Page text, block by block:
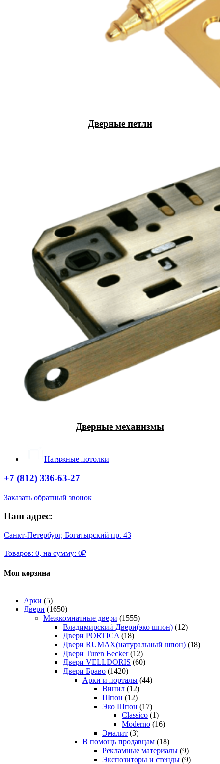
Дверные петли
Дверные механизмы
Натяжные потолки
+7 (812) 336-63-27
Заказать обратный звонок
Наш адрес:
Санкт-Петербург, Богатырский пр. 43
Товаров: 0, на сумму: 0₽
Моя корзина
Арки (5)
Двери (1650)
Межкомнатные двери (1555)
Владимирский Двери(эко шпон) (12)
Двери PORTICA (18)
Двери RUMAX(натуральный шпон) (18)
Двери Turen Becker (12)
Двери VELLDORIS (60)
Двери Браво (1420)
Арки и порталы (44)
Винил (12)
Шпон (12)
Эко Шпон (17)
Classico (1)
Moderno (16)
Эмалит (3)
В помощь продавцам (18)
Рекламные материалы (9)
Экспозиторы и стенды (9)